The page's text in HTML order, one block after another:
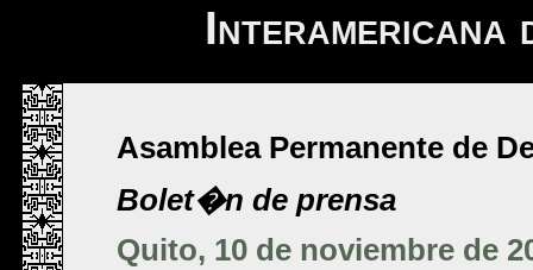
Interamericana
Asamblea Permanente de
Bolet�n de prensa
Quito, 10 de noviembre de